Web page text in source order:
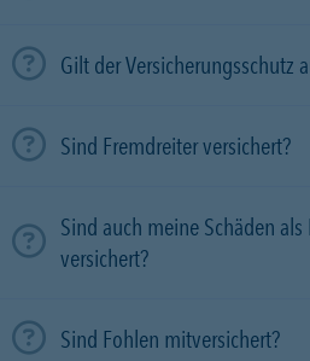
Gilt der Versicherungsschutz
Sind Fremdreiter versichert?
Sind auch meine Schäden
versichert?
Sind Fohlen mitversichert?